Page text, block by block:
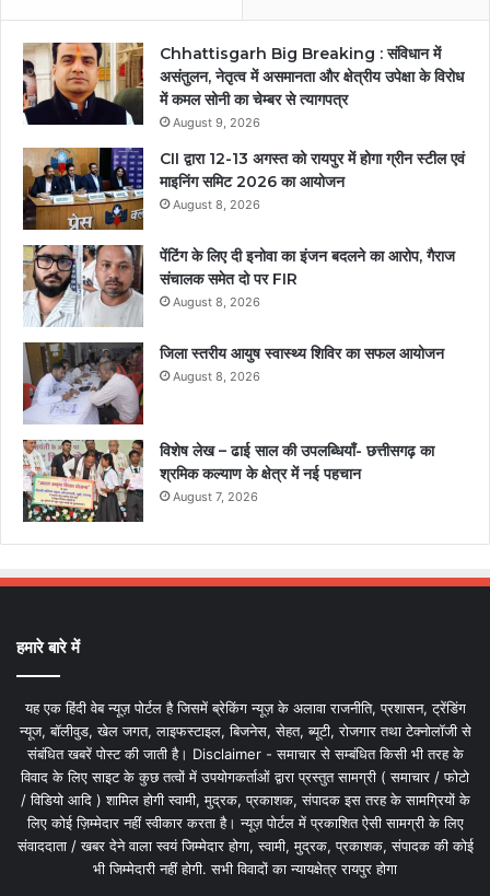
Chhattisgarh Big Breaking : संविधान में
असंतुलन, नेतृत्व में असमानता और क्षेत्रीय उपेक्षा के विरोध
में कमल सोनी का चेम्बर से त्यागपत्र
August 9, 2026
CII द्वारा 12-13 अगस्त को रायपुर में होगा ग्रीन स्टील एवं
माइनिंग समिट 2026 का आयोजन
August 8, 2026
पेंटिंग के लिए दी इनोवा का इंजन बदलने का आरोप, गैराज
संचालक समेत दो पर FIR
August 8, 2026
जिला स्तरीय आयुष स्वास्थ्य शिविर का सफल आयोजन
August 8, 2026
विशेष लेख – ढाई साल की उपलब्धियाँ- छत्तीसगढ़ का
श्रमिक कल्याण के क्षेत्र में नई पहचान
August 7, 2026
हमारे बारे में
यह एक हिंदी वेब न्यूज़ पोर्टल है जिसमें ब्रेकिंग न्यूज़ के अलावा राजनीति, प्रशासन, ट्रेंडिंग
न्यूज, बॉलीवुड, खेल जगत, लाइफस्टाइल, बिजनेस, सेहत, ब्यूटी, रोजगार तथा टेक्नोलॉजी से
संबंधित खबरें पोस्ट की जाती है। Disclaimer - समाचार से सम्बंधित किसी भी तरह के
विवाद के लिए साइट के कुछ तत्वों में उपयोगकर्ताओं द्वारा प्रस्तुत सामग्री ( समाचार / फोटो
/ विडियो आदि ) शामिल होगी स्वामी, मुद्रक, प्रकाशक, संपादक इस तरह के सामग्रियों के
लिए कोई ज़िम्मेदार नहीं स्वीकार करता है। न्यूज़ पोर्टल में प्रकाशित ऐसी सामग्री के लिए
संवाददाता / खबर देने वाला स्वयं जिम्मेदार होगा, स्वामी, मुद्रक, प्रकाशक, संपादक की कोई
भी जिम्मेदारी नहीं होगी. सभी विवादों का न्यायक्षेत्र रायपुर होगा